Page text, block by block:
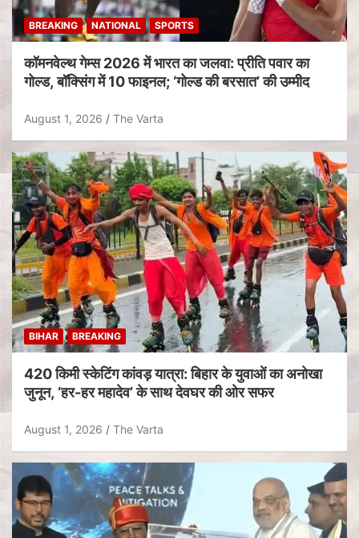
BREAKING NATIONAL SPORTS
कॉमनवेल्थ गेम्स 2026 में भारत का जलवा: प्रीति पवार का
गोल्ड, बॉक्सिंग में 10 फाइनल; ‘गोल्ड की बरसात’ की उम्मीद
August 1, 2026 The Varta
BIHAR BREAKING
420 किमी स्केटिंग कांवड़ यात्रा: बिहार के युवाओं का अनोखा
जुनून, ‘हर-हर महादेव’ के साथ देवघर की ओर सफर
August 1, 2026 The Varta